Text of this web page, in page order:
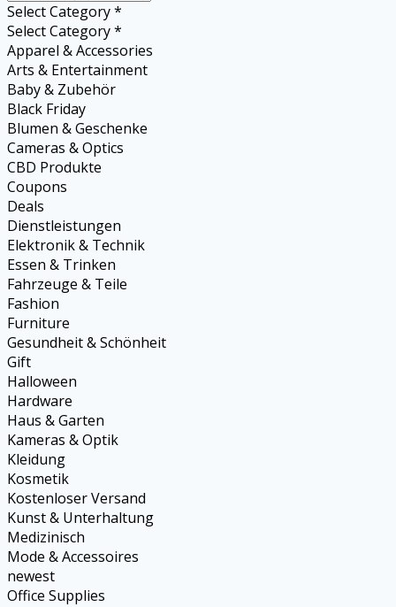
Select Category *
Select Category *
Apparel & Accessories
Arts & Entertainment
Baby & Zubehör
Black Friday
Blumen & Geschenke
Cameras & Optics
CBD Produkte
Coupons
Deals
Dienstleistungen
Elektronik & Technik
Essen & Trinken
Fahrzeuge & Teile
Fashion
Furniture
Gesundheit & Schönheit
Gift
Halloween
Hardware
Haus & Garten
Kameras & Optik
Kleidung
Kosmetik
Kostenloser Versand
Kunst & Unterhaltung
Medizinisch
Mode & Accessoires
newest
Office Supplies